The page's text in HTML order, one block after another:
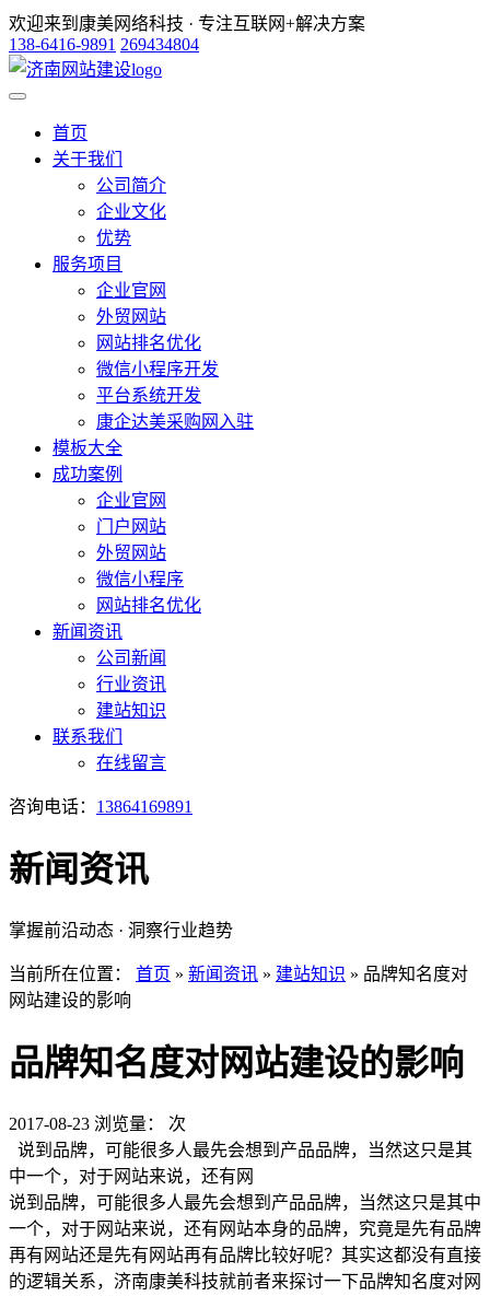
欢迎来到康美网络科技 · 专注互联网+解决方案
138-6416-9891 269434804
首页
关于我们
公司简介
企业文化
优势
服务项目
企业官网
外贸网站
网站排名优化
微信小程序开发
平台系统开发
康企达美采购网入驻
模板大全
成功案例
企业官网
门户网站
外贸网站
微信小程序
网站排名优化
新闻资讯
公司新闻
行业资讯
建站知识
联系我们
在线留言
咨询电话： 13864169891
新闻资讯
掌握前沿动态 · 洞察行业趋势
当前所在位置： 首页 » 新闻资讯 » 建站知识 » 品牌知名度对
网站建设的影响
品牌知名度对网站建设的影响
2017-08-23 浏览量：
次
说到品牌，可能很多人最先会想到产品品牌，当然这只是其
中一个，对于网站来说，还有网
说到品牌，可能很多人最先会想到产品品牌，当然这只是其中
一个，对于网站来说，还有网站本身的品牌，究竟是先有品牌
再有网站还是先有网站再有品牌比较好呢？其实这都没有直接
的逻辑关系，济南康美科技就前者来探讨一下品牌知名度对网